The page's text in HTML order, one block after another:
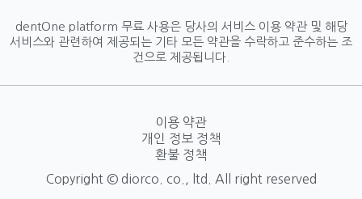
t
t
e
t
a
g
a
e
b
o
o
k
t
u
b
dentOne platform 무료 사용은 당사의 서비스 이용 약관 및 해당
서비스와 관련하여 제공되는 기타 모든 약관을 수락하고 준수하는 조
건으로 제공됩니다.
이용 약관
개인 정보 정책
환불 정책
Copyright © diorco. co., ltd. All right reserved